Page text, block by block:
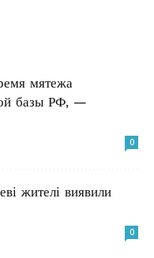
мятежа
базы РФ, —
0
жителі виявили
0